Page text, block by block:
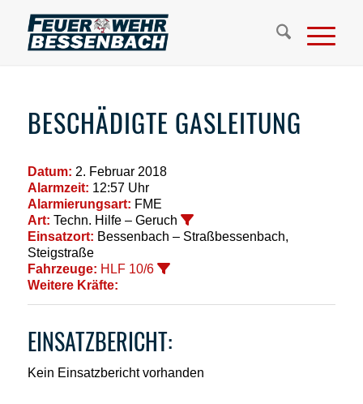
BESCHÄDIGTE GASLEITUNG
Datum: 2. Februar 2018
Alarmzeit: 12:57 Uhr
Alarmierungsart: FME
Art: Techn. Hilfe – Geruch
Einsatzort: Bessenbach – Straßbessenbach,
Steigstraße
Fahrzeuge: HLF 10/6
Weitere Kräfte:
EINSATZBERICHT:
Kein Einsatzbericht vorhanden